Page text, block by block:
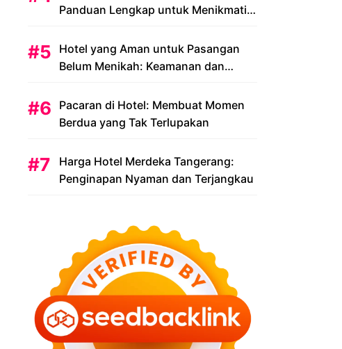
Panduan Lengkap untuk Menikmati
Hotel yang Aman untuk Pasangan
Belum Menikah: Keamanan dan
Pacaran di Hotel: Membuat Momen
Berdua yang Tak Terlupakan
Harga Hotel Merdeka Tangerang:
Penginapan Nyaman dan Terjangkau